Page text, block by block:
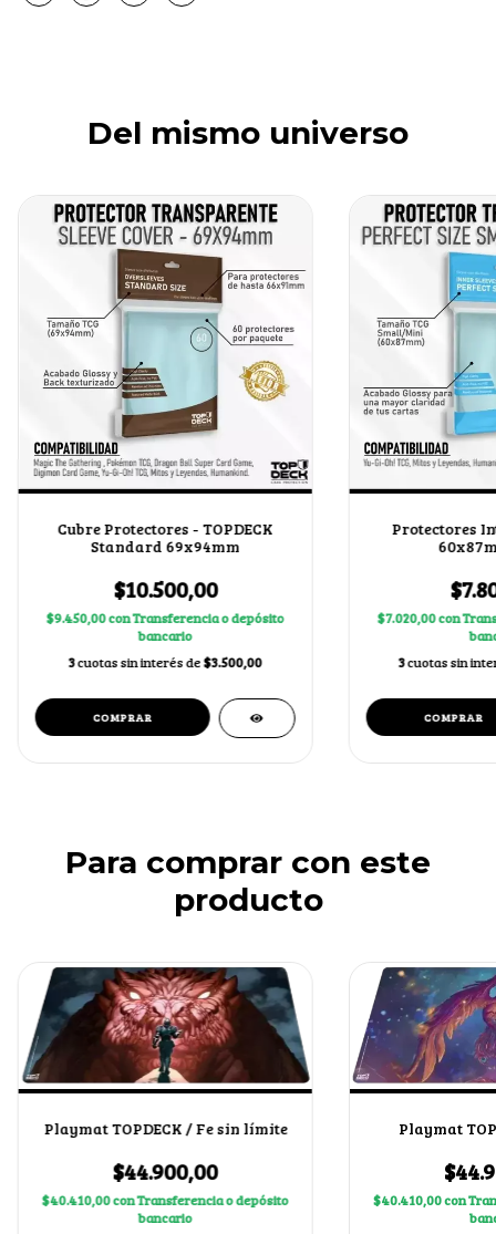
Del mismo universo
Cubre Protectores - TOPDECK
Standard 69x94mm
$10.500,00
$9.450,00conTransferencia o depósito
bancario
3cuotas sin interés de$3.500,00
Protectores
$7.020,00con
3cuotas sin
Para comprar con este
producto
Playmat TOPDECK / Fe sin límite
$44.900,00
$40.410,00conTransferencia o depósito
bancario
Playmat
$40.410,00con